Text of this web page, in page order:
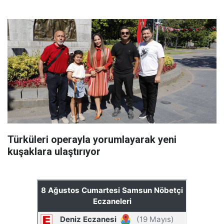
Türküleri operayla yorumlayarak yeni
kuşaklara ulaştırıyor